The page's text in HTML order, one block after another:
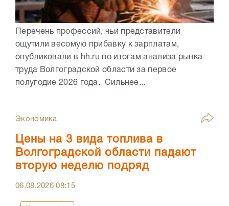
Перечень профессий, чьи представители
ощутили весомую прибавку к зарплатам,
опубликовали в hh.ru по итогам анализа рынка
труда Волгоградской области за первое
полугодие 2026 года. Сильнее...
Экономика
Цены на 3 вида топлива в
Волгоградской области падают
вторую неделю подряд
06.08.202608:15